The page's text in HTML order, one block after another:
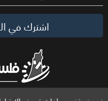
اشترك في